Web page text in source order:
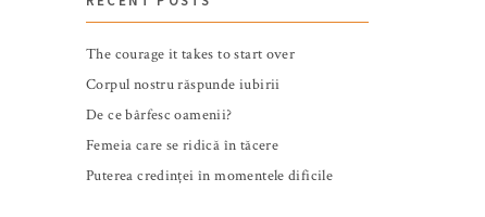
The courage it takes to start over
Corpul nostru răspunde iubirii
De ce bârfesc oamenii?
Femeia care se ridică în tăcere
Puterea credinței în momentele dificile